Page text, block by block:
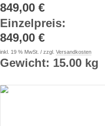
849,00 €
Einzelpreis:
849,00 €
inkl. 19 % MwSt. / zzgl. Versandkosten
Gewicht: 15.00 kg